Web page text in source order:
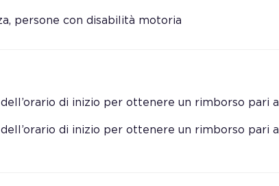
persone con disabilità motoria
di inizio per ottenere un rimborso pari al
di inizio per ottenere un rimborso pari al